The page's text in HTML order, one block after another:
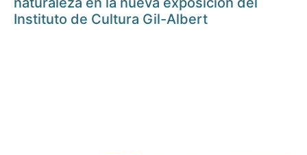
Instituto de Cultura Gil-Albert